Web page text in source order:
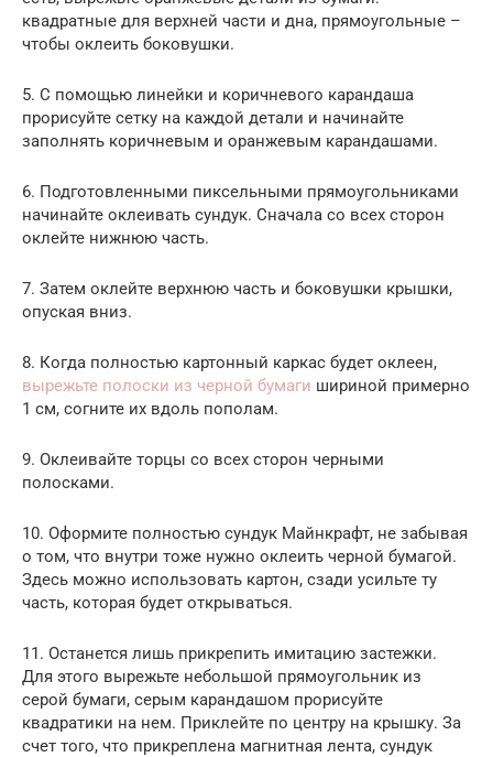
квадратные для верхней части и дна, прямоугольные –
чтобы оклеить боковушки.
5. С помощью линейки и коричневого карандаша
прорисуйте сетку на каждой детали и начинайте
заполнять коричневым и оранжевым карандашами.
6. Подготовленными пиксельными прямоугольниками
начинайте оклеивать сундук. Сначала со всех сторон
оклейте нижнюю часть.
7. Затем оклейте верхнюю часть и боковушки крышки,
опуская вниз.
8. Когда полностью картонный каркас будет оклеен,
вырежьте полоски из черной бумаги шириной примерно
1 см, согните их вдоль пополам.
9. Оклеивайте торцы со всех сторон черными
полосками.
10. Оформите полностью сундук Майнкрафт, не забывая
о том, что внутри тоже нужно оклеить черной бумагой.
Здесь можно использовать картон, сзади усильте ту
часть, которая будет открываться.
11. Останется лишь прикрепить имитацию застежки.
Для этого вырежьте небольшой прямоугольник из
серой бумаги, серым карандашом прорисуйте
квадратики на нем. Приклейте по центру на крышку. За
счет того, что прикреплена магнитная лента, сундук